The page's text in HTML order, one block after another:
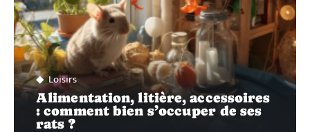
Loisirs
Alimentation, litière, accessoires
: comment bien s’occuper de ses
rats ?